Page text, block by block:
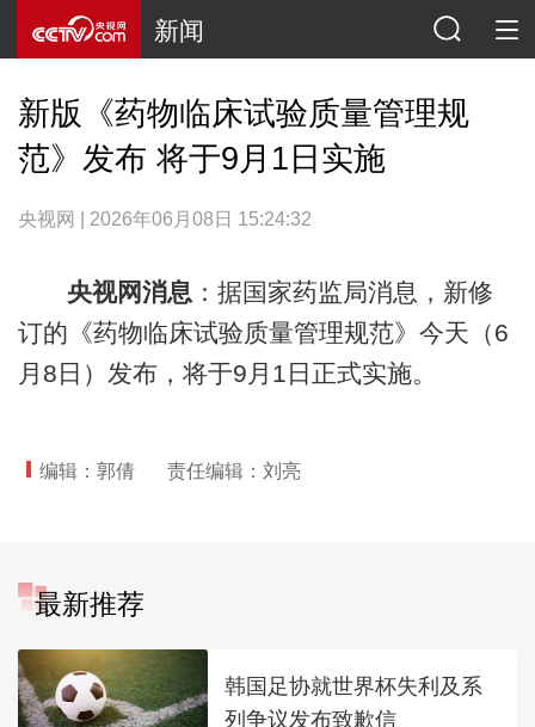
新闻
新版《药物临床试验质量管理规
范》发布 将于9月1日实施
央视网 | 2026年06月08日 15:24:32
央视网消息 ：据国家药监局消息，新修
订的《药物临床试验质量管理规范》今天（6
月8日）发布，将于9月1日正式实施。
编辑：郭倩 责任编辑：刘亮
最新推荐
韩国足协就世界杯失利及系
列争议发布致歉信